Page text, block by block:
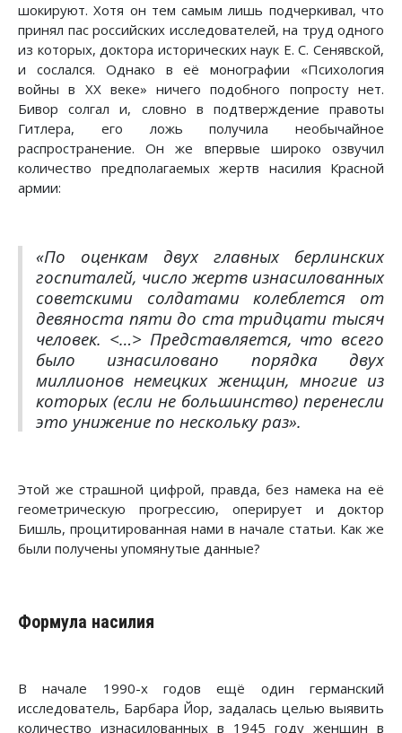
шокируют. Хотя он тем самым лишь подчеркивал, что
принял пас российских исследователей, на труд одного
из которых, доктора исторических наук Е. С. Сенявской,
и сослался. Однако в её монографии «Психология
войны в ХХ веке» ничего подобного попросту нет.
Бивор солгал и, словно в подтверждение правоты
Гитлера, его ложь получила необычайное
распространение. Он же впервые широко озвучил
количество предполагаемых жертв насилия Красной
армии:
«По оценкам двух главных берлинских
госпиталей, число жертв изнасилованных
советскими солдатами колеблется от
девяноста пяти до ста тридцати тысяч
человек. <…> Представляется, что всего
было изнасиловано порядка двух
миллионов немецких женщин, многие из
которых (если не большинство) перенесли
это унижение по нескольку раз».
Этой же страшной цифрой, правда, без намека на её
геометрическую прогрессию, оперирует и доктор
Бишль, процитированная нами в начале статьи. Как же
были получены упомянутые данные?
Формула насилия
В начале 1990-х годов ещё один германский
исследователь, Барбара Йор, задалась целью выявить
количество изнасилованных в 1945 году женщин в